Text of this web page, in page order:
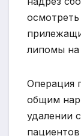
липомы на
Операция
общим
удалении